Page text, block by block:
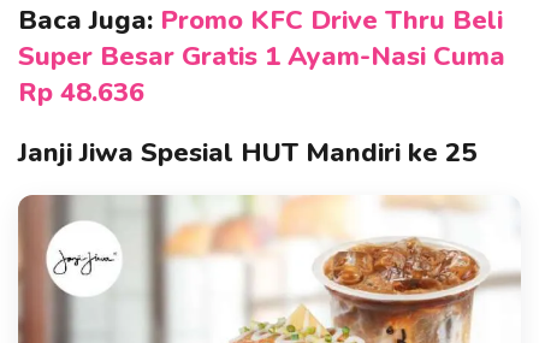
Baca Juga: Promo KFC Drive Thru Beli
Super Besar Gratis 1 Ayam-Nasi Cuma
Rp 48.636
Janji Jiwa Spesial HUT Mandiri ke 25